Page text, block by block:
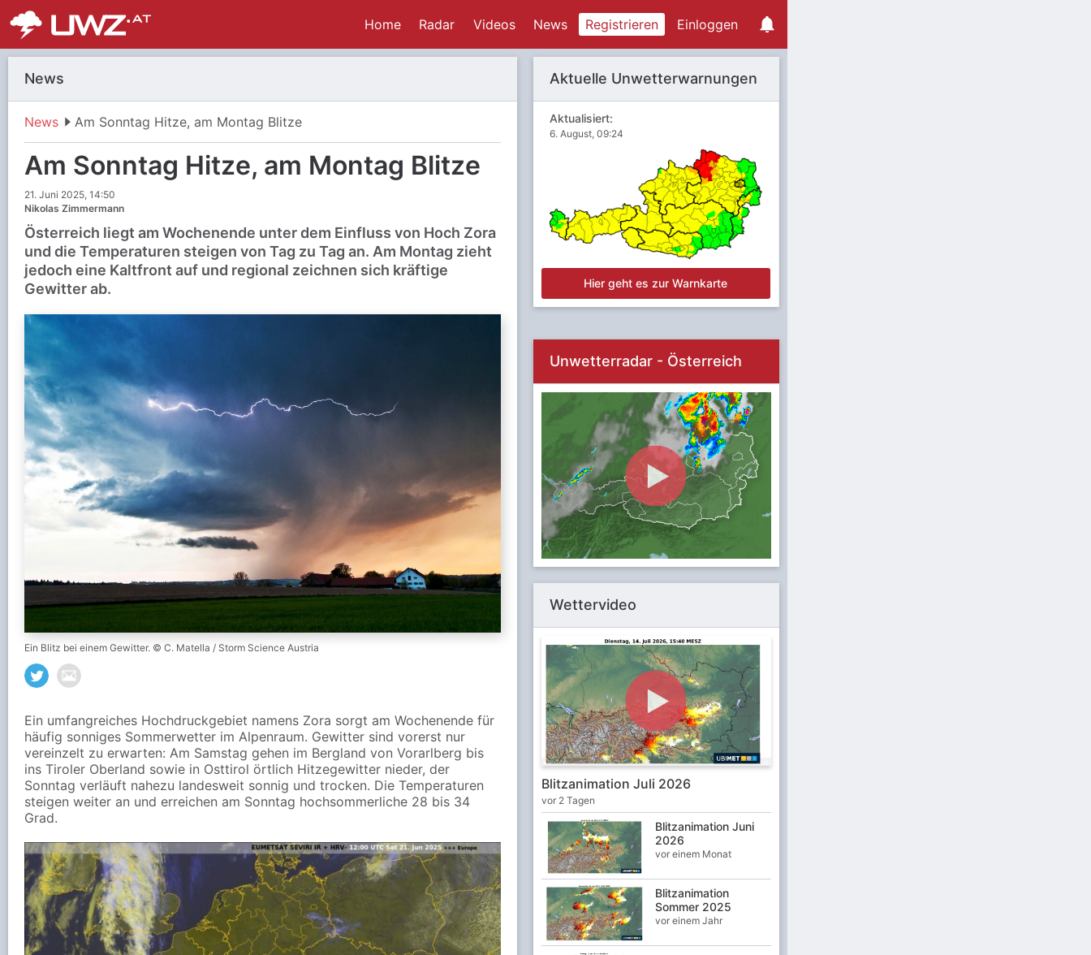
Home Radar Videos News Registrieren Einloggen
News
News Am Sonntag Hitze, am Montag Blitze
Am Sonntag Hitze, am Montag Blitze
21. Juni 2025, 14:50
Nikolas Zimmermann
Österreich liegt am Wochenende unter dem Einfluss von Hoch Zora
und die Temperaturen steigen von Tag zu Tag an. Am Montag zieht
jedoch eine Kaltfront auf und regional zeichnen sich kräftige
Gewitter ab.
Ein Blitz bei einem Gewitter. © C. Matella / Storm Science Austria
Ein umfangreiches Hochdruckgebiet namens Zora sorgt am Wochenende für
häufig sonniges Sommerwetter im Alpenraum. Gewitter sind vorerst nur
vereinzelt zu erwarten: Am Samstag gehen im Bergland von Vorarlberg bis
ins Tiroler Oberland sowie in Osttirol örtlich Hitzegewitter nieder, der
Sonntag verläuft nahezu landesweit sonnig und trocken. Die Temperaturen
steigen weiter an und erreichen am Sonntag hochsommerliche 28 bis 34
Grad.
Aktuelle Unwetterwarnungen
Aktualisiert:
6. August, 09:24
Hier geht es zur Warnkarte
Unwetterradar - Österreich
Wettervideo
Blitzanimation Juli 2026
vor 2 Tagen
Blitzanimation Juni
2026
vor einem Monat
Blitzanimation
Sommer 2025
vor einem Jahr